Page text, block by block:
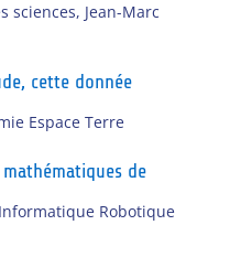
sciences, Jean-Marc
cette donnée
Espace Terre
de
Robotique